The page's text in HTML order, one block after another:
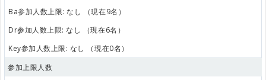
Ba参加人数上限: なし （現在9名）
Dr参加人数上限: なし （現在6名）
Key参加人数上限: なし （現在0名）
参加上限人数